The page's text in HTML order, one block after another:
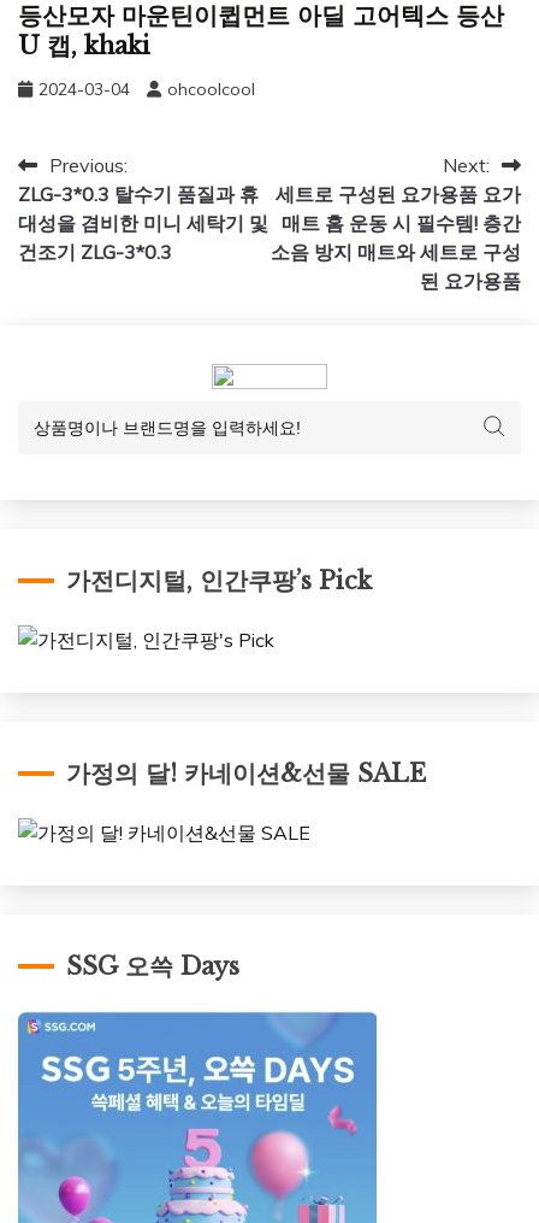
등산모자 마운틴이큅먼트 아딜 고어텍스 등산
U 캡, khaki
2024-03-04 ohcoolcool
글
탐
색
Previous:
ZLG-3*0.3 탈수기 품질과 휴
대성을 겸비한 미니 세탁기 및
건조기 ZLG-3*0.3
Next:
세트로 구성된 요가용품 요가
매트 홈 운동 시 필수템! 층간
소음 방지 매트와 세트로 구성
된 요가용품
가전디지털, 인간쿠팡’s Pick
가정의 달! 카네이션&선물 SALE
SSG 오쓱 Days